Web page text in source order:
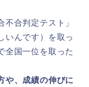
合判定テスト」
いんです）を取っ
全国一位を取った
や、成績の伸びに